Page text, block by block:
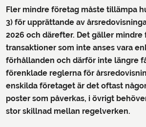
Fler mindre företag måste tillämpa
3) för upprättande av
2026 och därefter. Det gäller mindre
transaktioner som inte anses vara
förhållanden och därför inte längre
förenklade reglerna för
enskilda företaget är det oftast
poster som påverkas, i övrigt
stor skillnad mellan regelverken.